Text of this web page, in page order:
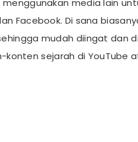
media lain
Facebook. Di sana
mudah diingat dan
sejarah di YouTube